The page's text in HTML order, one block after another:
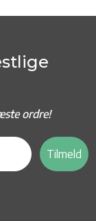
ordre!
Tilmeld